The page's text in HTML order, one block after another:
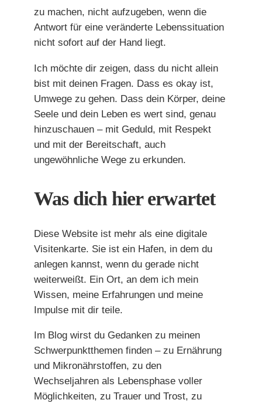
zu machen, nicht aufzugeben, wenn die
Antwort für eine veränderte Lebenssituation
nicht sofort auf der Hand liegt.
Ich möchte dir zeigen, dass du nicht allein
bist mit deinen Fragen. Dass es okay ist,
Umwege zu gehen. Dass dein Körper, deine
Seele und dein Leben es wert sind, genau
hinzuschauen – mit Geduld, mit Respekt
und mit der Bereitschaft, auch
ungewöhnliche Wege zu erkunden.
Was dich hier erwartet
Diese Website ist mehr als eine digitale
Visitenkarte. Sie ist ein Hafen, in dem du
anlegen kannst, wenn du gerade nicht
weiterweißt. Ein Ort, an dem ich mein
Wissen, meine Erfahrungen und meine
Impulse mit dir teile.
Im Blog wirst du Gedanken zu meinen
Schwerpunktthemen finden – zu Ernährung
und Mikronährstoffen, zu den
Wechseljahren als Lebensphase voller
Möglichkeiten, zu Trauer und Trost, zu